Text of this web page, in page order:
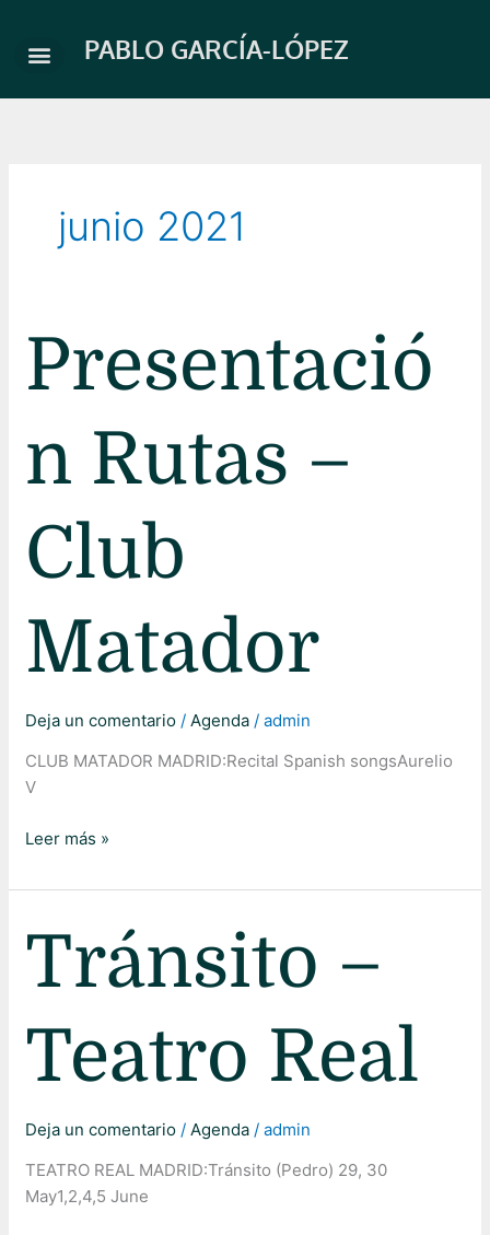
contenido
PABLO GARCÍA-LÓPEZ
junio 2021
Presentació
n Rutas –
Club
Matador
Deja un comentario /Agenda /admin
CLUB MATADOR MADRID:Recital Spanish songsAurelio
V
Rutas
–
Leer más »
Tránsito –
Teatro Real
Deja un comentario /Agenda /admin
TEATRO REAL MADRID:Tránsito (Pedro) 29, 30
May1,2,4,5 June
–
Teatro